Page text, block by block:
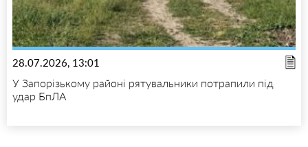
28.07.2026, 13:01
У Запорізькому районі рятувальники потрапили під
удар БпЛА